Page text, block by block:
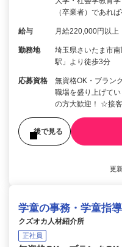
（卒業者）であれ
給与 月給220,000円以上
勤務地
埼玉県さいたま市
駅」より徒歩3分
応募資格
無資格OK・ブラン
職場を盛り上げて
の方大歓迎！ ☆接
後で見る
更
学童の事務・学童指
クズオカ人材紹介所
正社員